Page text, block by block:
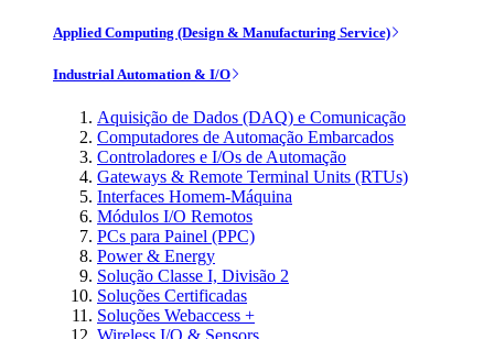
Applied Computing (Design & Manufacturing Service)
Industrial Automation & I/O
Aquisição de Dados (DAQ) e Comunicação
Computadores de Automação Embarcados
Controladores e I/Os de Automação
Gateways & Remote Terminal Units (RTUs)
Interfaces Homem-Máquina
Módulos I/O Remotos
PCs para Painel (PPC)
Power & Energy
Solução Classe I, Divisão 2
Soluções Certificadas
Soluções Webaccess +
Wireless I/O & Sensors